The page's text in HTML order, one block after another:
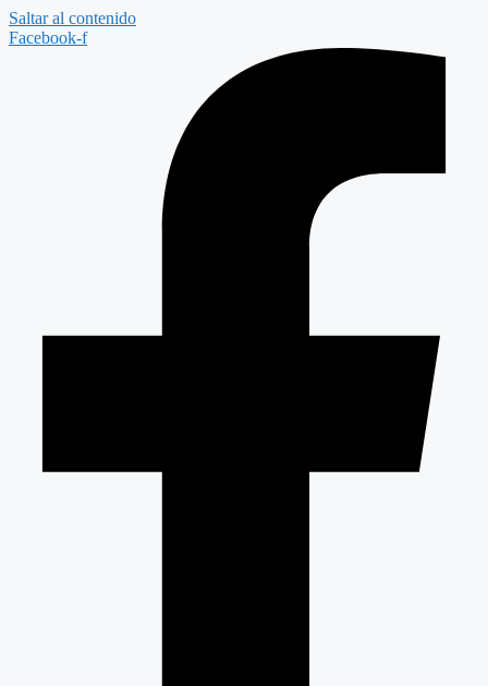
Saltar al contenido
Facebook-f